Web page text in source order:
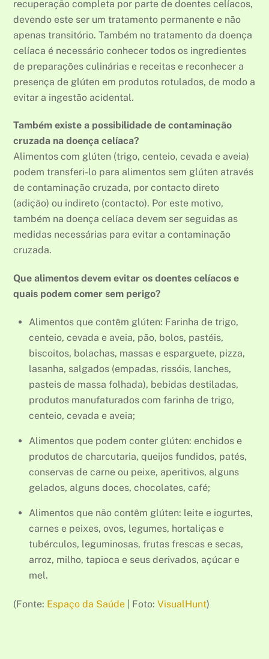
recuperação completa por parte de doentes celíacos,
devendo este ser um tratamento permanente e não
apenas transitório. Também no tratamento da doença
celíaca é necessário conhecer todos os ingredientes
de preparações culinárias e receitas e reconhecer a
presença de glúten em produtos rotulados, de modo a
evitar a ingestão acidental.
Também existe a possibilidade de contaminação
cruzada na doença celíaca?
Alimentos com glúten (trigo, centeio, cevada e aveia)
podem transferi-lo para alimentos sem glúten através
de contaminação cruzada, por contacto direto
(adição) ou indireto (contacto). Por este motivo,
também na doença celíaca devem ser seguidas as
medidas necessárias para evitar a contaminação
cruzada.
Que alimentos devem evitar os doentes celíacos e
quais podem comer sem perigo?
Alimentos que contêm glúten: Farinha de trigo,
centeio, cevada e aveia, pão, bolos, pastéis,
biscoitos, bolachas, massas e esparguete, pizza,
lasanha, salgados (empadas, rissóis, lanches,
pasteis de massa folhada), bebidas destiladas,
produtos manufaturados com farinha de trigo,
centeio, cevada e aveia;
Alimentos que podem conter glúten: enchidos e
produtos de charcutaria, queijos fundidos, patés,
conservas de carne ou peixe, aperitivos, alguns
gelados, alguns doces, chocolates, café;
Alimentos que não contêm glúten: leite e iogurtes,
carnes e peixes, ovos, legumes, hortaliças e
tubérculos, leguminosas, frutas frescas e secas,
arroz, milho, tapioca e seus derivados, açúcar e
mel.
(Fonte: Espaço da Saúde | Foto:VisualHunt)